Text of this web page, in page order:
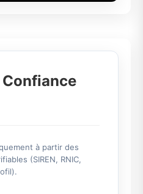
Confiance
à partir des
(SIREN, RNIC,